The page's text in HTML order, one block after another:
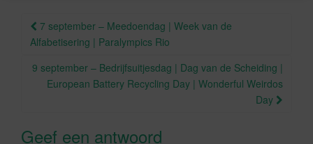
o
k
Berichtnavigatie
7 september – Meedoendag | Week van de
Alfabetisering | Paralympics Rio
9 september – Bedrijfsuitjesdag | Dag van de Scheiding |
European Battery Recycling Day | Wonderful Weirdos
Day
Geef een antwoord